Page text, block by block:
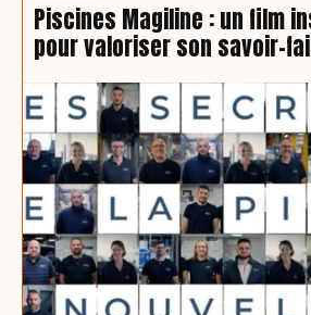
Piscines Magiline : un film
pour valoriser son savoir-